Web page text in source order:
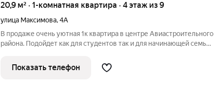
20,9 м² · 1-комнатная квартира · 4 этаж из 9
улица Максимова,4А
В продаже очень уютная 1к квартира в центре Авиастроительного
района. Подойдет как для студентов так и для начинающей семьи.
очень удобное расположение дома ( до остановки 3 минуты, до
Показать телефон